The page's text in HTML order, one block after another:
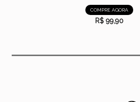
COMPRE AGORA
R$ 99,90